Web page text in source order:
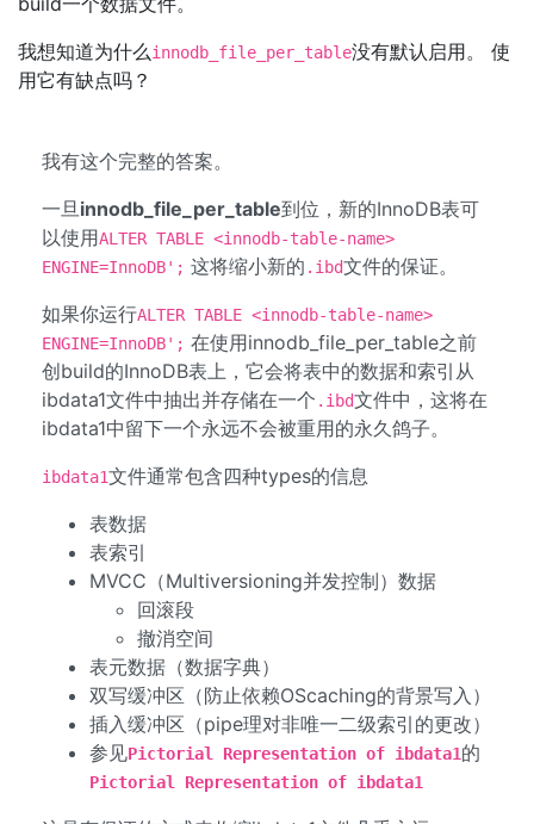
我想知道为什么innodb_file_per_table没有默认启用。 使
用它有缺点吗？
我有这个完整的答案。
一旦innodb_file_per_table到位，新的InnoDB表可
以使用ALTER TABLE <innodb-table-name>
ENGINE=InnoDB'; 这将缩小新的 .ibd文件的保证。
如果你运行ALTER TABLE <innodb-table-name>
ENGINE=InnoDB'; 在使用innodb_file_per_table之前
创build的InnoDB表上，它会将表中的数据和索引从
ibdata1文件中抽出并存储在一个 .ibd文件中，这将在
ibdata1中留下一个永远不会被重用的永久鸽子。
ibdata1文件通常包含四种types的信息
表数据
表索引
MVCC（Multiversioning并发控制）数据
回滚段
撤消空间
表元数据（数据字典）
双写缓冲区（防止依赖OScaching的背景写入）
插入缓冲区（pipe理对非唯一二级索引的更改）
参见Pictorial Representation of ibdata1的
Pictorial Representation of ibdata1